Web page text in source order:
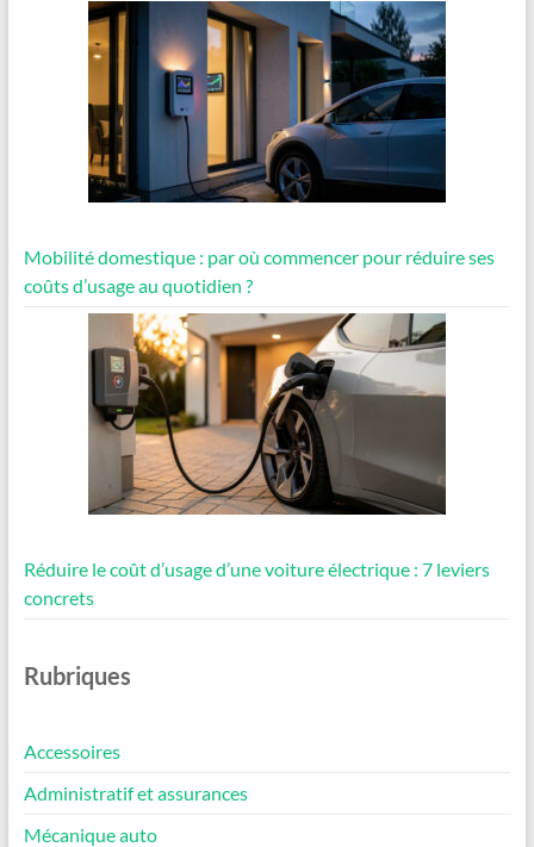
Mobilité domestique : par où commencer pour réduire ses
coûts d’usage au quotidien ?
Réduire le coût d’usage d’une voiture électrique : 7 leviers
concrets
Rubriques
Accessoires
Administratif et assurances
Mécanique auto